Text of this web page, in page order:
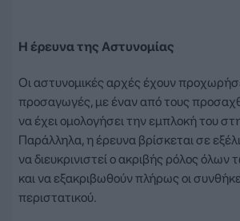
Η έρευνα της Αστυνομίας
Οι αστυνομικές αρχές έχουν
προσαγωγές, με έναν από τους
να έχει ομολογήσει την εμπλοκή του
Παράλληλα, η έρευνα βρίσκεται σε
να διευκρινιστεί ο ακριβής ρόλος
και να εξακριβωθούν πλήρως οι
περιστατικού.